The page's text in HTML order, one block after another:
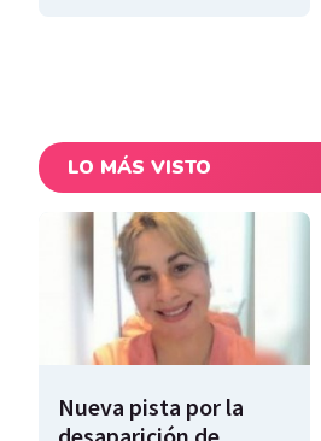
LO MÁS VISTO
Nueva pista por la